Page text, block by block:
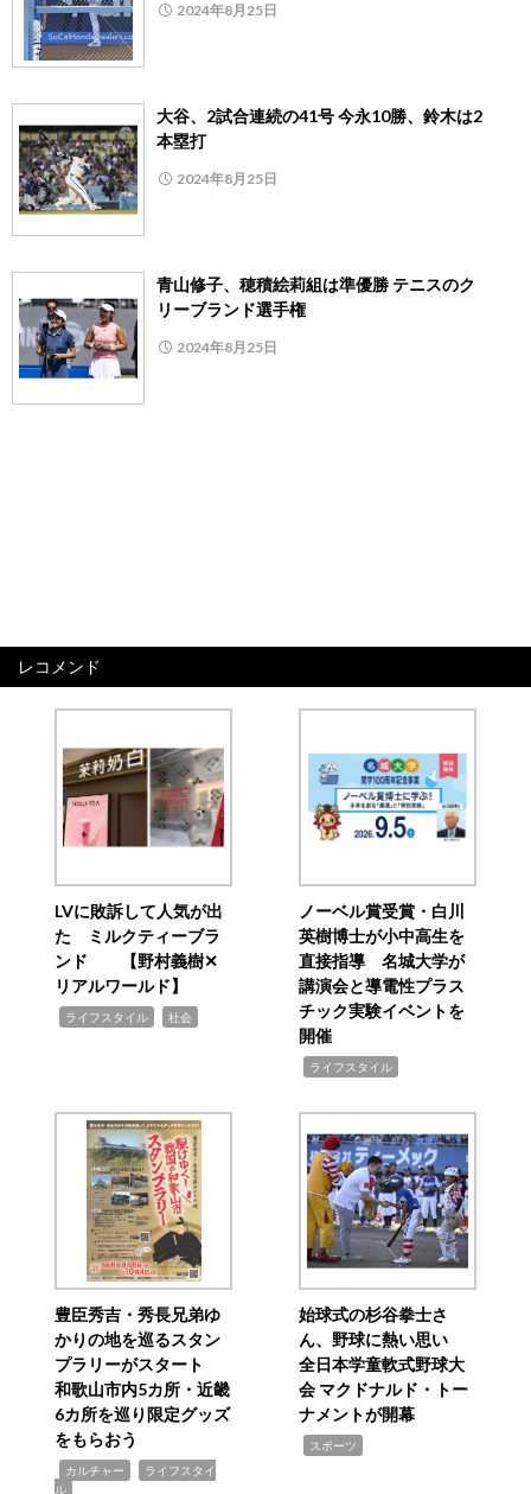
2024年8月25日
大谷、2試合連続の41号 今永10勝、鈴木は2
本塁打
2024年8月25日
青山修子、穂積絵莉組は準優勝 テニスのク
リーブランド選手権
2024年8月25日
レコメンド
LVに敗訴して人気が出
た ミルクティーブラ
ンド 【野村義樹✕
リアルワールド】
ライフスタイル 社会
ノーベル賞受賞・白川
英樹博士が小中高生を
直接指導 名城大学が
講演会と導電性プラス
チック実験イベントを
開催
ライフスタイル
豊臣秀吉・秀長兄弟ゆ
かりの地を巡るスタン
プラリーがスタート
和歌山市内5カ所・近畿
6カ所を巡り限定グッズ
をもらおう
カルチャー
ライフスタイ
ル
始球式の杉谷拳士さ
ん、野球に熱い思い
全日本学童軟式野球大
会 マクドナルド・トー
ナメントが開幕
スポーツ